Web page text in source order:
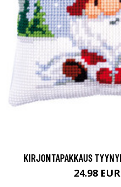
KIRJONTAPAKKAUS
24.98 EUR